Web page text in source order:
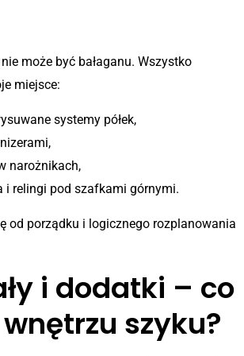
może być bałaganu. Wszystko
miejsce:
systemy półek,
narożnikach,
i relingi pod szafkami górnymi.
od porządku i logicznego rozplanowania
i dodatki – co
szyku?